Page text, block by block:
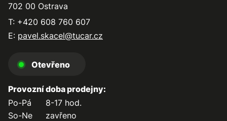
702 00 Ostrava
T: +420 608 760 607
E: pavel.skacel@tucar.cz
Otevřeno
Provozní doba prodejny:
Po-Pá
8-17 hod.
So-Ne
zavřeno